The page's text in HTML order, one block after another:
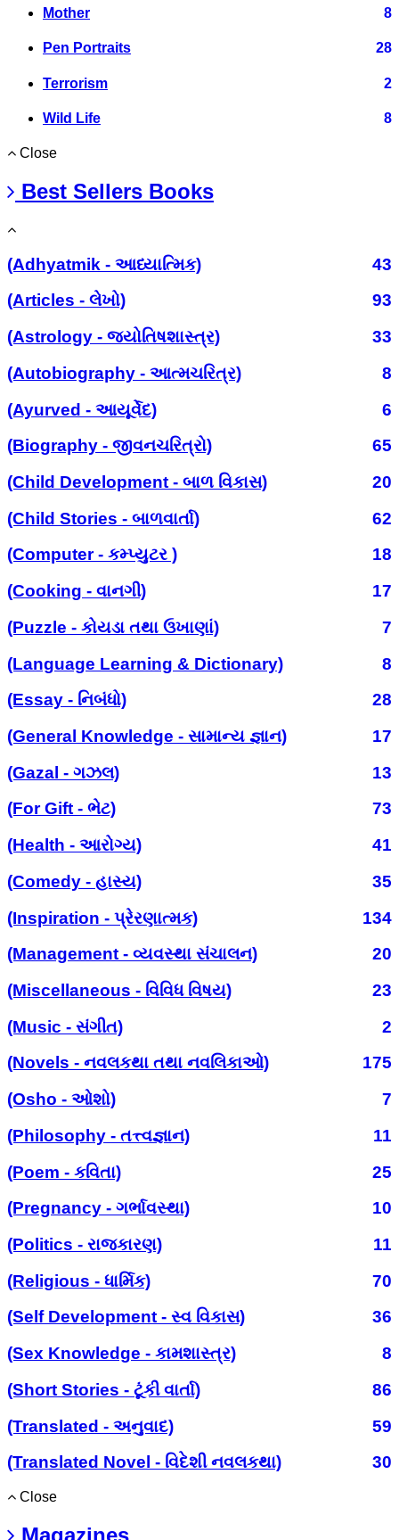
Mother 8
Pen Portraits 28
Terrorism 2
Wild Life 8
Close
Best Sellers Books
(Adhyatmik - આધ્યાત્મિક)
43
(Articles - લેખો)
93
(Astrology - જ્યોતિષશાસ્ત્ર)
33
(Autobiography - આત્મચરિત્ર)
8
(Ayurved - આયૂર્વેદ)
6
(Biography - જીવનચરિત્રો)
65
(Child Development - બાળ વિકાસ)
20
(Child Stories - બાળવાર્તા)
62
(Computer - કમ્પ્યુટર )
18
(Cooking - વાનગી)
17
(Puzzle - કોયડા તથા ઉખાણાં)
7
(Language Learning & Dictionary)
8
(Essay - નિબંધો)
28
(General Knowledge - સામાન્ય જ્ઞાન)
17
(Gazal - ગઝલ)
13
(For Gift - ભેટ)
73
(Health - આરોગ્ય)
41
(Comedy - હાસ્ય)
35
(Inspiration - પ્રેરણાત્મક)
134
(Management - વ્યવસ્થા સંચાલન)
20
(Miscellaneous - વિવિધ વિષય)
23
(Music - સંગીત)
2
(Novels - નવલકથા તથા નવલિકાઓ)
175
(Osho - ઓશો)
7
(Philosophy - તત્ત્વજ્ઞાન)
11
(Poem - કવિતા)
25
(Pregnancy - ગર્ભાવસ્થા)
10
(Politics - રાજકારણ)
11
(Religious - ધાર્મિક)
70
(Self Development - સ્વ વિકાસ)
36
(Sex Knowledge - કામશાસ્ત્ર)
8
(Short Stories - ટૂંકી વાર્તા)
86
(Translated - અનુવાદ)
59
(Translated Novel - વિદેશી નવલકથા)
30
Close
Magazines